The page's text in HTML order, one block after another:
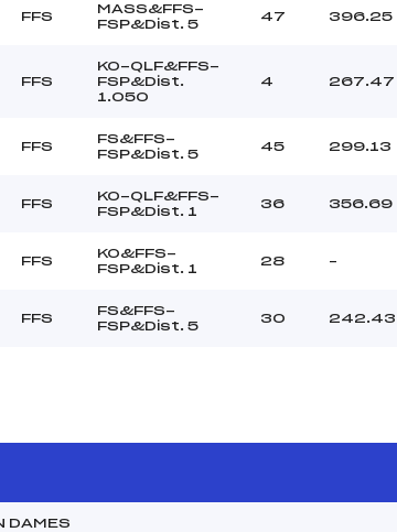
FFS
MASS&FFS-
FSP&Dist. 5
47 396.25
FFS
KO-QLF&FFS-
FSP&Dist.
1.050
4 267.47
FFS
FS&FFS-
FSP&Dist. 5
45 299.13
FFS
KO-QLF&FFS-
FSP&Dist. 1
36 356.69
FFS
KO&FFS-
FSP&Dist. 1
28 –
FFS
FS&FFS-
FSP&Dist. 5
30 242.43
DAMES